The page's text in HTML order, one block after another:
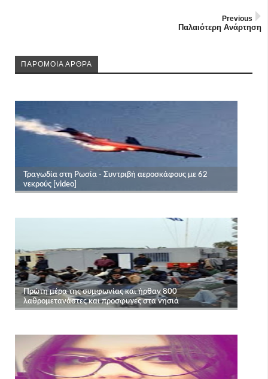
Previous
Παλαιότερη Ανάρτηση
ΠΑΡΟΜΟΙΑ ΑΡΘΡΑ